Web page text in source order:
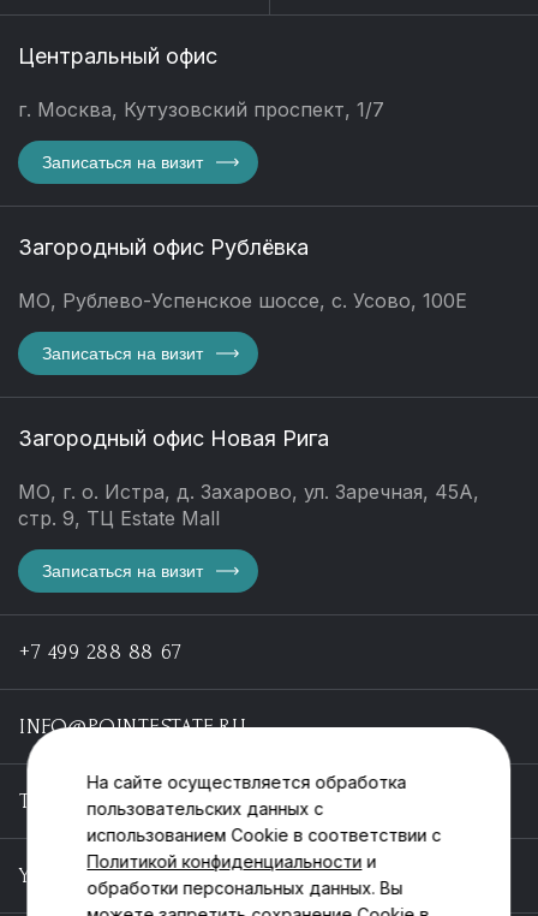
Центральный офис
г. Москва, Кутузовский проспект, 1/7
Записаться на визит
Загородный офис Рублёвка
МО, Рублево-Успенское шоссе, с. Усово, 100Е
Записаться на визит
Загородный офис Новая Рига
МО, г. о. Истра, д. Захарово, ул. Заречная, 45А,
стр. 9, ТЦ Estate Mall
Записаться на визит
+7 499 288 88 67
INFO@POINTESTATE.RU
TELEGRAM
YOUTUBE
На сайте осуществляется обработка
пользовательских данных с
использованием Cookie в соответствии с
Политикой конфиденциальности и
обработки персональных данных. Вы